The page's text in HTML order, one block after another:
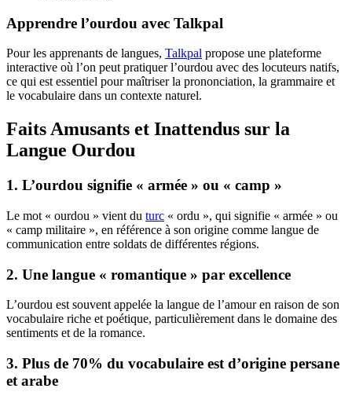
Apprendre l’ourdou avec Talkpal
Pour les apprenants de langues, Talkpal propose une plateforme
interactive où l’on peut pratiquer l’ourdou avec des locuteurs natifs,
ce qui est essentiel pour maîtriser la prononciation, la grammaire et
le vocabulaire dans un contexte naturel.
Faits Amusants et Inattendus sur la
Langue Ourdou
1. L’ourdou signifie « armée » ou « camp »
Le mot « ourdou » vient du turc « ordu », qui signifie « armée » ou
« camp militaire », en référence à son origine comme langue de
communication entre soldats de différentes régions.
2. Une langue « romantique » par excellence
L’ourdou est souvent appelée la langue de l’amour en raison de son
vocabulaire riche et poétique, particulièrement dans le domaine des
sentiments et de la romance.
3. Plus de 70% du vocabulaire est d’origine persane
et arabe